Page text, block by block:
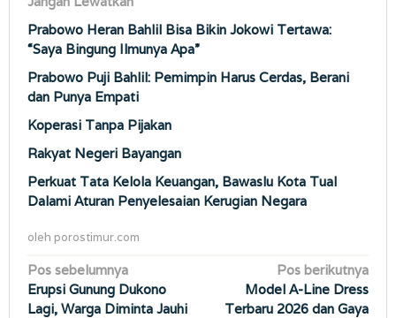
Prabowo Heran Bahlil Bisa Bikin Jokowi Tertawa:
“Saya Bingung Ilmunya Apa”
Prabowo Puji Bahlil: Pemimpin Harus Cerdas, Berani
dan Punya Empati
Koperasi Tanpa Pijakan
Rakyat Negeri Bayangan
Perkuat Tata Kelola Keuangan, Bawaslu Kota Tual
Dalami Aturan Penyelesaian Kerugian Negara
oleh porostimur.com
Navigasi
pos
Pos sebelumnya
Erupsi Gunung Dukono
Lagi, Warga Diminta Jauhi
Pos berikutnya
Model A-Line Dress
Terbaru 2026 dan Gaya